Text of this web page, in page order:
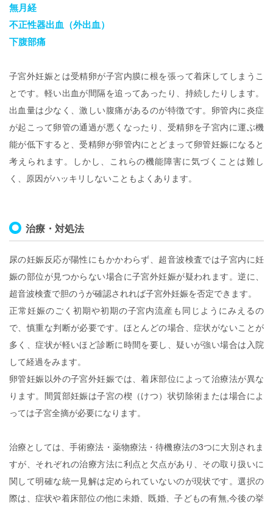
無月経
不正性器出血（外出血）
下腹部痛
子宮外妊娠とは受精卵が子宮内膜に根を張って着床してしまうこ
とです。軽い出血が間隔を追ってあったり、持続したりします。
出血量は少なく、激しい腹痛があるのが特徴です。卵管内に炎症
が起こって卵管の通過が悪くなったり、受精卵を子宮内に運ぶ機
能が低下すると、受精卵が卵管内にとどまって卵管妊娠になると
考えられます。しかし、これらの機能障害に気づくことは難し
く、原因がハッキリしないこともよくあります。
治療・対処法
尿の妊娠反応が陽性にもかかわらず、超音波検査では子宮内に妊
娠の部位が見つからない場合に子宮外妊娠が疑われます。逆に、
超音波検査で胆のうが確認されれば子宮外妊娠を否定できます。
正常妊娠のごく初期や初期の子宮内流産も同じようにみえるの
で、慎重な判断が必要です。ほとんどの場合、症状がないことが
多く、症状が軽いほど診断に時間を要し、疑いが強い場合は入院
して経過をみます。
卵管妊娠以外の子宮外妊娠では、着床部位によって治療法が異な
ります。間質部妊娠は子宮の楔（けつ）状切除術または場合によ
っては子宮全摘が必要になります。
治療としては、手術療法・薬物療法・待機療法の3つに大別されま
すが、それぞれの治療方法に利点と欠点があり、その取り扱いに
関して明確な統一見解は定められていないのが現状です。選択の
際は、症状や着床部位の他に未婚、既婚、子どもの有無,今後の挙